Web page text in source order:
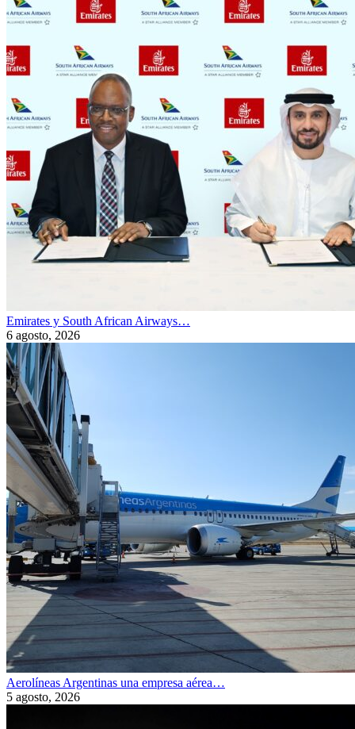
Emirates y South African Airways…
6 agosto, 2026
Aerolíneas Argentinas una empresa aérea…
5 agosto, 2026